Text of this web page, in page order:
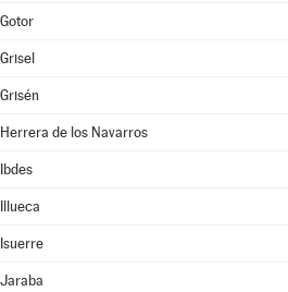
Gotor
Grisel
Grisén
Herrera de los Navarros
Ibdes
Illueca
Isuerre
Jaraba